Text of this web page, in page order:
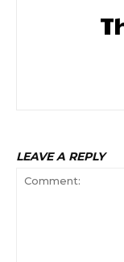
LEAVE A REPLY